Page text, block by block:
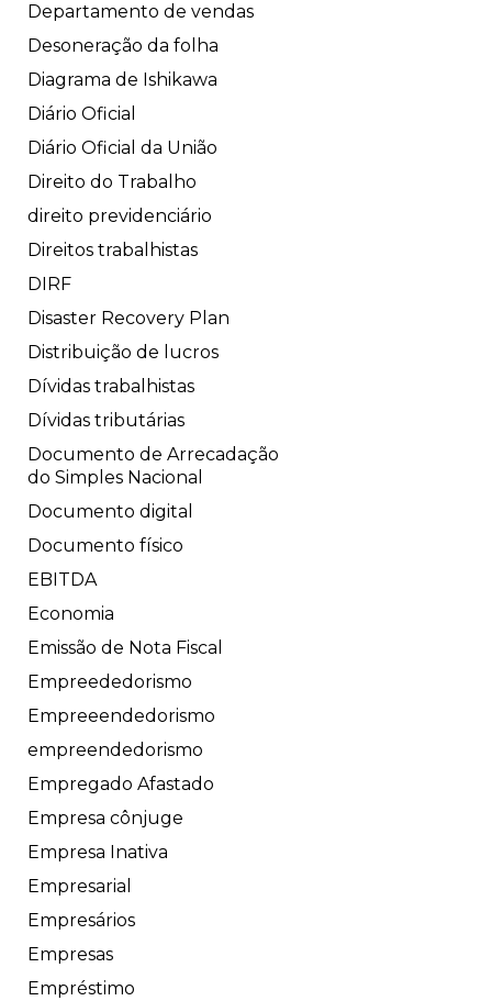
Departamento de vendas
Desoneração da folha
Diagrama de Ishikawa
Diário Oficial
Diário Oficial da União
Direito do Trabalho
direito previdenciário
Direitos trabalhistas
DIRF
Disaster Recovery Plan
Distribuição de lucros
Dívidas trabalhistas
Dívidas tributárias
Documento de Arrecadação
do Simples Nacional
Documento digital
Documento físico
EBITDA
Economia
Emissão de Nota Fiscal
Empreededorismo
Empreeendedorismo
empreendedorismo
Empregado Afastado
Empresa cônjuge
Empresa Inativa
Empresarial
Empresários
Empresas
Empréstimo